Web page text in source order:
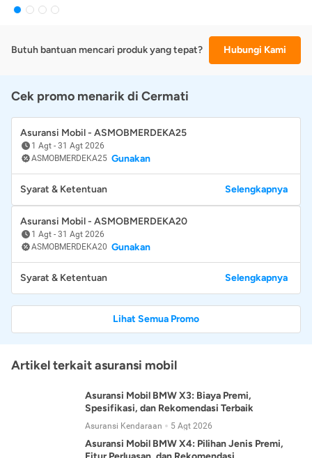
Butuh bantuan mencari produk yang tepat? Hubungi Kami
Cek promo menarik di Cermati
Asuransi Mobil - ASMOBMERDEKA25
1 Agt - 31 Agt 2026
ASMOBMERDEKA25 Gunakan
Syarat & Ketentuan Selengkapnya
Asuransi Mobil - ASMOBMERDEKA20
1 Agt - 31 Agt 2026
ASMOBMERDEKA20 Gunakan
Syarat & Ketentuan Selengkapnya
Lihat Semua Promo
Artikel terkait asuransi mobil
Asuransi Mobil BMW X3: Biaya Premi,
Spesifikasi, dan Rekomendasi Terbaik
Asuransi Kendaraan 5 Agt 2026
Asuransi Mobil BMW X4: Pilihan Jenis Premi,